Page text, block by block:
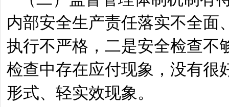
内部安全生产责任落实不全面
执行不严格，二是安全检查不
检查中存在应付现象，没有很
形式、轻实效现象。